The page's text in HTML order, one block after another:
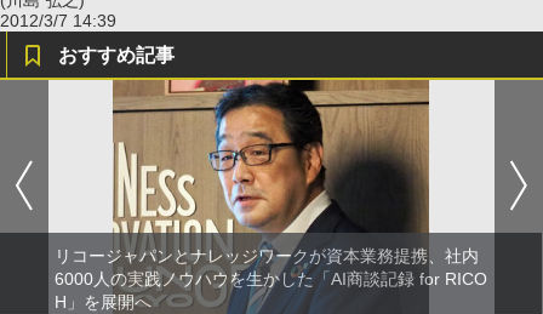
2012/3/7 14:39
おすすめ記事
リコージャパンとナレッジワークが資本業務提携、社内
6000人の実践ノウハウを生かした「AI商談記録 for RICO
H」を展開へ